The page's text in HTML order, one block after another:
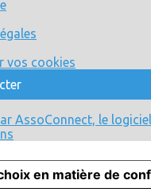
vos cookies
AssoConnect, le
en matière de